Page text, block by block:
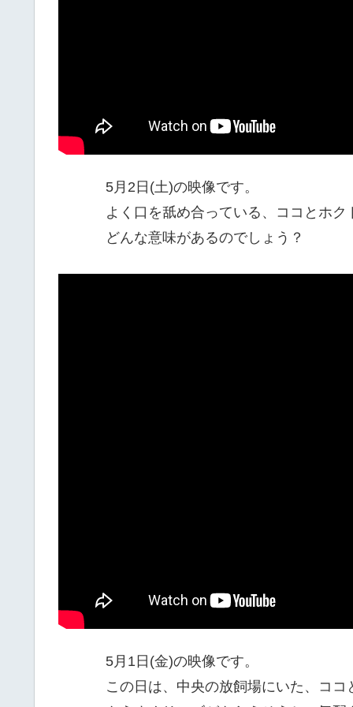
5月2日(土)の映像です。
よく口を舐め合っている、ココとホク
どんな意味があるのでしょう？
5月1日(金)の映像です。
この日は、中央の放飼場にいた、ココ